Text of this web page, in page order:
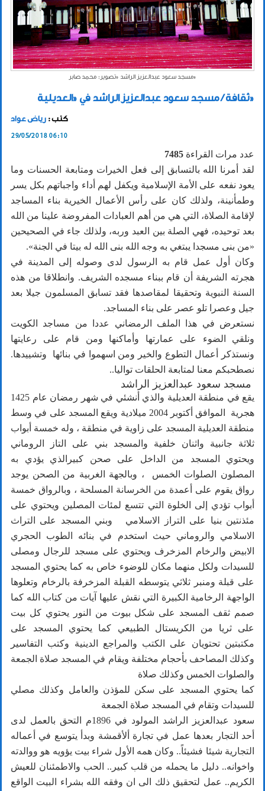
مسجد سعود عبدالعزيز الراشد «تصوير: محمد صابر»
ثقافة / مسجد سعود عبدالعزيز الراشد في «العديلية»
كتب : رياض عواد
29/05/2018 06:10
عدد مرات القراءة 7485
لقد أمرنا الله بالتسابق إلى فعل الخيرات ومتابعة الحسنات وما
يعود نفعه على الأمة الإسلامية ويكفل لهم أداء واجباتهم بكل يسر
وطمأنينة، ولذلك كان على رأس الأعمال الخيرية بناء المساجد
لإقامة الصلاة، التي هي من أهم العبادات المفروضة علينا من الله
بعد توحيده، فهي الصلة بين العبد وربه، ولذلك جاء في الصحيحين
«من بنى مسجدا يبتغي به وجه الله بنى الله له بيتا في الجنة».
وكان أول عمل قام به الرسول لدى وصوله إلى المدينة في
هجرته الشريفة أن قام ببناء مسجده الشريف. وانطلاقا من هذه
السنة النبوية وتحقيقا لمقاصدها فقد تسابق المسلمون جيلا بعد
جيل وعصرا تلو عصر على بناء المساجد.
نستعرض في هذا الملف الرمضاني عددا من مساجد الكويت
ونلقي الضوء على عمارتها وأماكنها ومن قام على رعايتها
ونستذكر أعمال التطوع والخير ومن اسهموا في بنائها وتشييدها.
نصطحبكم معنا لمتابعة الحلقات تواليا..
مسجد سعود عبدالعزيز الراشد
يقع في منطقة العديلية والذي أنشئي في شهر رمضان عام 1425
هجرية الموافق أكتوبر 2004 ميلادية ويقع المسجد على في وسط
منطقة العديلية المسجد على زاوية في منطقة ، وله خمسة أبواب
ثلاثة جانبية واثنان خلفية والمسجد بني على التاز الروماني
ويحتوي المسجد من الداخل على صحن كبيرالذي يؤدي به
المصلون الصلوات الخمس ، وبالجهة الغربية من الصحن يوجد
رواق يقوم على أعمدة من الخرسانة المسلحة ، وبالرواق خمسة
أبواب تؤدي إلى الخلوة التي تتسع لمئات المصلين ويحتوي على
مئذنتين بنيا على التراز الاسلامي وبني المسجد على التراث
الاسلامي والروماني حيث استخدم في بنائه الطوب الحجري
الابيض والرخام المزخرف ويحتوي على مسجد للرجال ومصلى
للسيدات ولكل منهما مكان للوضوء خاص به كما يحتوي المسجد
على قبلة ومنبر ثلاثي يتوسطه القبلة المزخرفة بالرخام وتعلوها
الواجهة الرخامية الكبيرة التي نقش عليها آيات من كتاب الله كما
صمم ثقف المسجد على شكل بيوت من النور يحتوي كل بيت
على ثريا من الكريستال الطبيعي كما يحتوي المسجد على
مكتبتين تحتويان على الكتب والمراجع الدينية وكتب التفاسير
وكذلك المصاحف بأحجام مختلفة ويقام في المسجد صلاة الجمعة
والصلوات الخمس وكذلك صلاة
كما يحتوي المسجد على سكن للمؤذن والعامل وكذلك مصلي
للسيدات وتقام في المسجد صلاة الجمعة
سعود عبدالعزيز الراشد المولود في 1896م التحق بالعمل لدى
أحد التجار بعدها عمل في تجارة ألأقمشة وبدأ يتوسع في أعماله
التجارية شيئا فشيئاً.. وكان همه الأول شراء بيت يؤويه هو ووالدته
واخوانه.. دليل ما يحمله من قلب كبير.. الحب والاطمئنان للعيش
الكريم.. عمل لتحقيق ذلك الى ان وفقه الله بشراء البيت الواقع